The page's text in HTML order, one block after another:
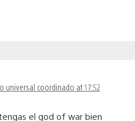
universal coordinado at 17:52
el god of war bien